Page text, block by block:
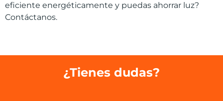
eficiente energéticamente y puedas ahorrar luz?
Contáctanos.
¿Tienes dudas?